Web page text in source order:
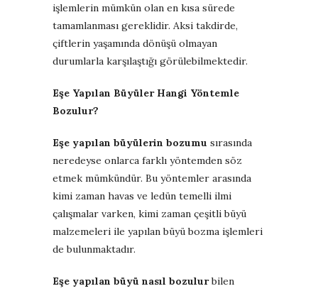
işlemlerin mümkün olan en kısa sürede
tamamlanması gereklidir. Aksi takdirde,
çiftlerin yaşamında dönüşü olmayan
durumlarla karşılaştığı görülebilmektedir.
Eşe Yapılan Büyüler Hangi Yöntemle
Bozulur?
Eşe yapılan büyülerin bozumu sırasında
neredeyse onlarca farklı yöntemden söz
etmek mümkündür. Bu yöntemler arasında
kimi zaman havas ve ledün temelli ilmi
çalışmalar varken, kimi zaman çeşitli büyü
malzemeleri ile yapılan büyü bozma işlemleri
de bulunmaktadır.
Eşe yapılan büyü nasıl bozulurbilen